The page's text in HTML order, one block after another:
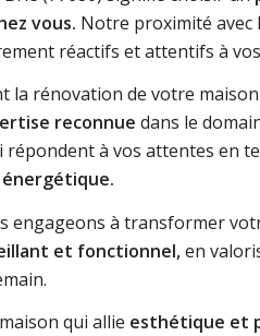
vous. Notre proximité avec
réactifs et attentifs à
la rénovation de votre
reconnue dans le
répondent à vos attentes en
engageons à transformer
et fonctionnel,en
qui allie esthétique et